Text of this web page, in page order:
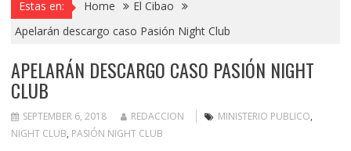
Estas en: Home
El Cibao
Apelarán descargo caso Pasión Night Club
APELARÁN DESCARGO CASO PASIÓN NIGHT
CLUB
SEPTEMBER 6, 2018 REDACCION MINISTERIO PUBLICO,
NIGHT CLUB, PASIÓN NIGHT CLUB